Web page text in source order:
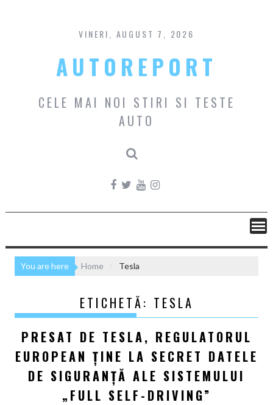
content
VINERI, AUGUST 7, 2026
AUTOREPORT
CELE MAI NOI STIRI SI TESTE
AUTO
You are here Home Tesla
ETICHETĂ: TESLA
PRESAT DE TESLA, REGULATORUL
EUROPEAN ȚINE LA SECRET DATELE
DE SIGURANȚĂ ALE SISTEMULUI
„FULL SELF-DRIVING”